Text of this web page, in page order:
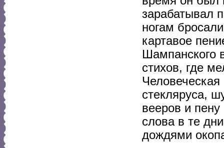
зарабатывал
ногам
картавое
Шампанского
стихов, где
стекляруса,
вееров и
слова в те
дождями